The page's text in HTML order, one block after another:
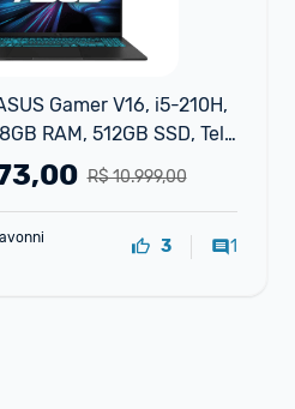
Gamer V16, i5-210H,
RAM, 512GB SSD, Tela
Linux
R$ 10.999,00
3 1